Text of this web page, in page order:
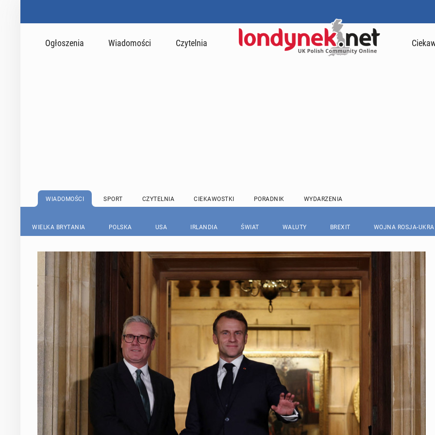
Ogłoszenia Wiadomości Czytelnia
WIADOMOŚCI SPORT CZYTELNIA CIEKAWOSTKI PORADNIK WYDARZENIA
WIELKA BRYTANIA POLSKA USA IRLANDIA ŚWIAT WALUTY BREXIT WOJNA ROSJA-